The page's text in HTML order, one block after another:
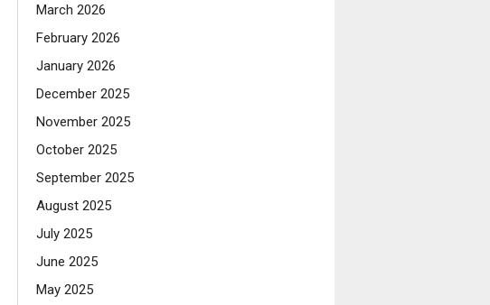
March 2026
February 2026
January 2026
December 2025
November 2025
October 2025
September 2025
August 2025
July 2025
June 2025
May 2025